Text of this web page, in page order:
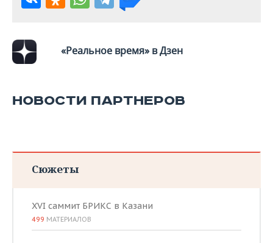
«Реальное время» в Дзен
НОВОСТИ ПАРТНЕРОВ
Сюжеты
XVI саммит БРИКС в Казани
499 МАТЕРИАЛОВ